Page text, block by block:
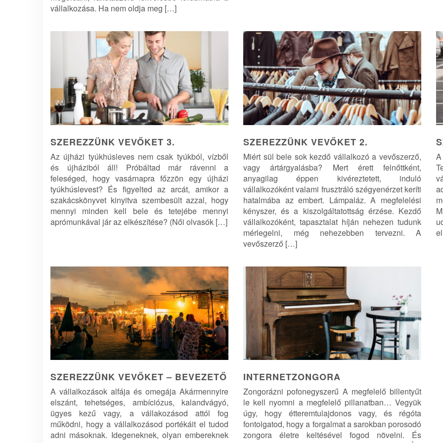
vállalkozása. Ha nem oldja meg […]
SZEREZZÜNK VEVŐKET 3.
Az újházi tyúkhúsleves nem csak tyúkból, vízből
és újháziból áll! Próbáltad már rávenni a
feleséged, hogy vasárnapra főzzön egy újházi
tyúkhúslevest? És figyelted az arcát, amikor a
szakácskönyvet kinyitva szembesült azzal, hogy
mennyi minden kell bele és tetejébe mennyi
aprómunkával jár az elkészítése? (Női olvasók […]
SZEREZZÜNK VEVŐKET 2.
Miért sül bele sok kezdő vállalkozó a vevőszerző,
vagy ártárgyalásba? Mert érett felnőttként,
anyagilag éppen kivéreztetett, induló
vállalkozóként valami frusztráló szégyenérzet keríti
hatalmába az embert. Lámpaláz. A megfelelési
kényszer, és a kiszolgáltatottság érzése. Kezdő
vállalkozóként, tapasztalat híján nehezen tudunk
mérlegelni, még nehezebben tervezni. A
vevőszerző […]
SZEREZZÜNK VEVŐKET – BEVEZETŐ
A vállalkozások alfája és omegája Akármennyire
elszánt, tehetséges, ambíciózus, kalandvágyó,
ügyes kezű vagy, a vállakozásod attól fog
működni, hogy a vállalkozásod portékáit el tudod
adni másoknak. Idegeneknek, olyan embereknek
INTERNETZONGORA
Zongorázni pofonegyszerű A megfelelő billentyűt
le kell nyomni a megfelelő pillanatban… Vegyük
úgy, hogy étteremtulajdonos vagy, és régóta
fontolgatod, hogy a forgalmat a sarokban porosodó
zongora életre keltésével fogod növelni. És